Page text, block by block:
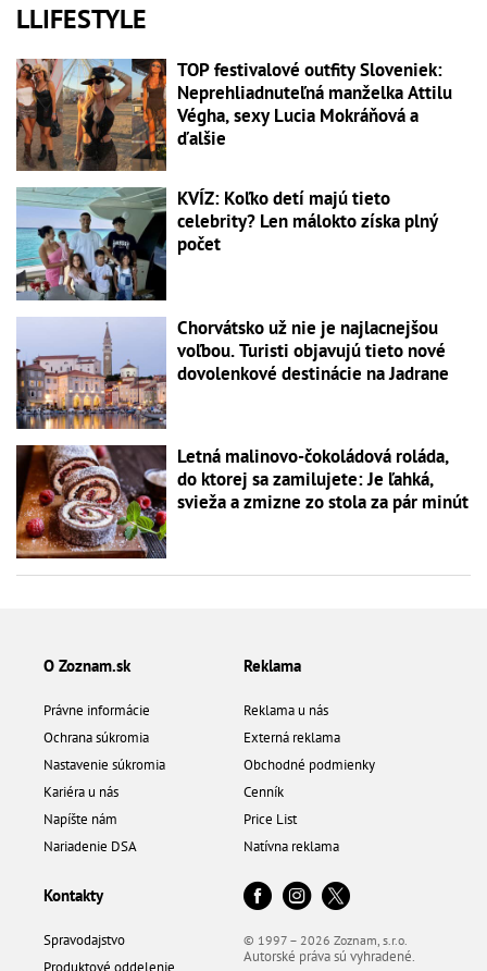
LLIFESTYLE
TOP festivalové outfity Sloveniek:
Neprehliadnuteľná manželka Attilu
Végha, sexy Lucia Mokráňová a
ďalšie
KVÍZ: Koľko detí majú tieto
celebrity? Len málokto získa plný
počet
Chorvátsko už nie je najlacnejšou
voľbou. Turisti objavujú tieto nové
dovolenkové destinácie na Jadrane
Letná malinovo-čokoládová roláda,
do ktorej sa zamilujete: Je ľahká,
svieža a zmizne zo stola za pár minút
O Zoznam.sk
Právne informácie
Ochrana súkromia
Nastavenie súkromia
Kariéra u nás
Napíšte nám
Nariadenie DSA
Reklama
Reklama u nás
Externá reklama
Obchodné podmienky
Cenník
Price List
Natívna reklama
Kontakty
Spravodajstvo
Produktové oddelenie
© 1997 – 2026 Zoznam, s.r.o.
Autorské práva sú vyhradené.